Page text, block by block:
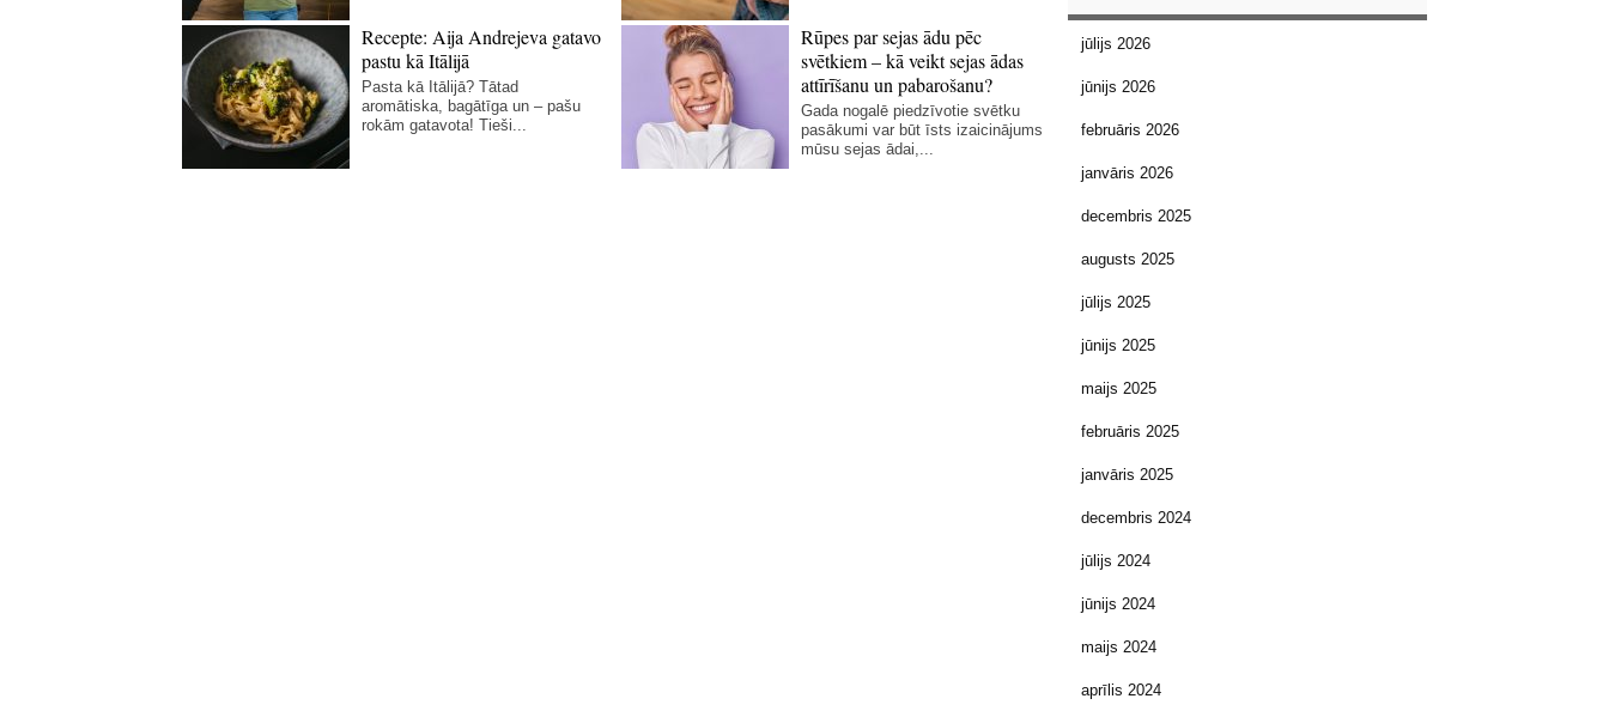
Recepte: Aija Andrejeva gatavo
pastu kā Itālijā
Pasta kā Itālijā? Tātad
aromātiska, bagātīga un – pašu
rokām gatavota! Tieši...
Rūpes par sejas ādu pēc
svētkiem – kā veikt sejas ādas
attīrīšanu un pabarošanu?
Gada nogalē piedzīvotie svētku
pasākumi var būt īsts izaicinājums
mūsu sejas ādai,...
jūlijs 2026
jūnijs 2026
februāris 2026
janvāris 2026
decembris 2025
augusts 2025
jūlijs 2025
jūnijs 2025
maijs 2025
februāris 2025
janvāris 2025
decembris 2024
jūlijs 2024
jūnijs 2024
maijs 2024
aprīlis 2024